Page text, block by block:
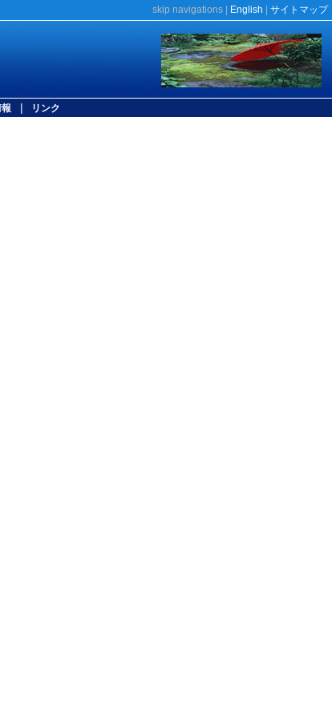
skip navigations English サイトマップ
報 | リンク